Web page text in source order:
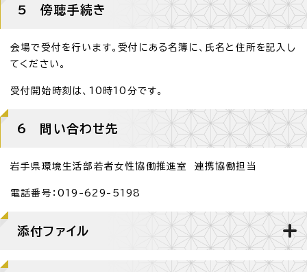
5 傍聴手続き
会場で受付を行います。受付にある名簿に、氏名と住所を記入し
てください。
受付開始時刻は、10時10分です。
6 問い合わせ先
岩手県環境生活部若者女性協働推進室 連携協働担当
電話番号：019-629-5198
添付ファイル